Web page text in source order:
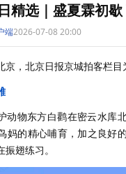
精选｜盛夏霖初
端2026-07-08 20:00
京，北京日报京城拍客栏目
动物东方白鹳在密云水库
妈的精心哺育，加之良好
翅练习。